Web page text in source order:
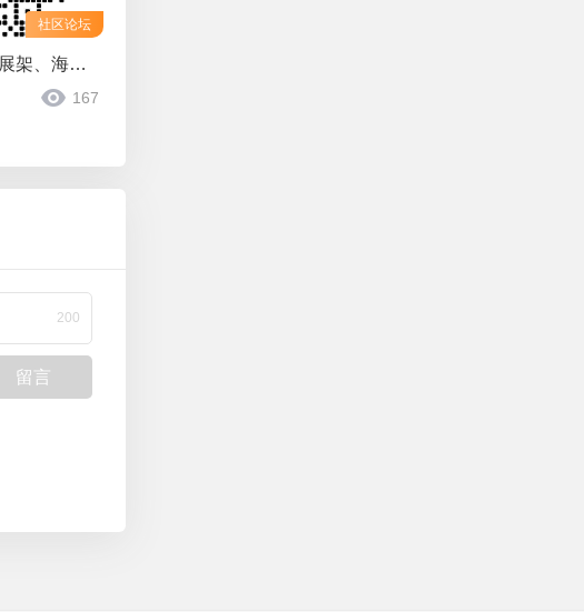
社区论坛
全天在线，欢迎打扰！(展架、海报、折页、单页、桌签、工作证、文化墙，画册等)联系方式:13192285096
167
200
留言